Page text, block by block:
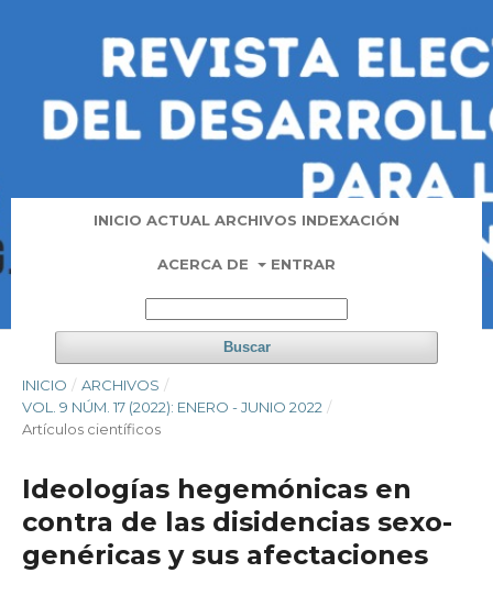
INICIO ACTUAL ARCHIVOS INDEXACIÓN
ACERCA DE ENTRAR
Buscar
INICIO / ARCHIVOS /
VOL. 9 NÚM. 17 (2022): ENERO - JUNIO 2022 /
Artí­culos científicos
Ideologías hegemónicas en
contra de las disidencias sexo-
genéricas y sus afectaciones